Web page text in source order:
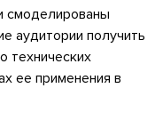
аудитории получить
технических
ее применения в